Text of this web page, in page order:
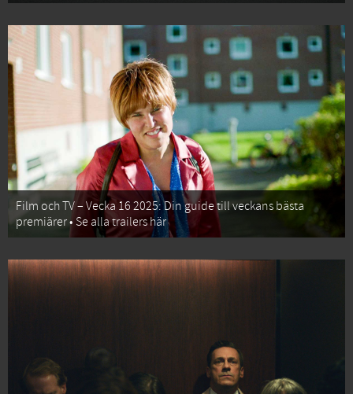
Film och TV – Vecka 16 2025: Din guide till veckans bästa
premiärer • Se alla trailers här